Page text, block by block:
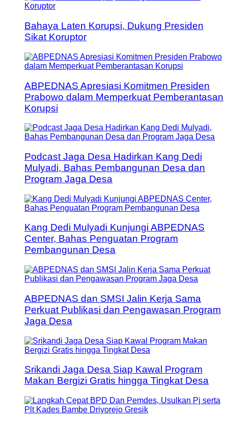
Bahaya Laten Korupsi, Dukung Presiden
Sikat Koruptor
ABPEDNAS Apresiasi Komitmen Presiden
Prabowo dalam Memperkuat Pemberantasan
Korupsi
Podcast Jaga Desa Hadirkan Kang Dedi
Mulyadi, Bahas Pembangunan Desa dan
Program Jaga Desa
Kang Dedi Mulyadi Kunjungi ABPEDNAS
Center, Bahas Penguatan Program
Pembangunan Desa
ABPEDNAS dan SMSI Jalin Kerja Sama
Perkuat Publikasi dan Pengawasan Program
Jaga Desa
Srikandi Jaga Desa Siap Kawal Program
Makan Bergizi Gratis hingga Tingkat Desa